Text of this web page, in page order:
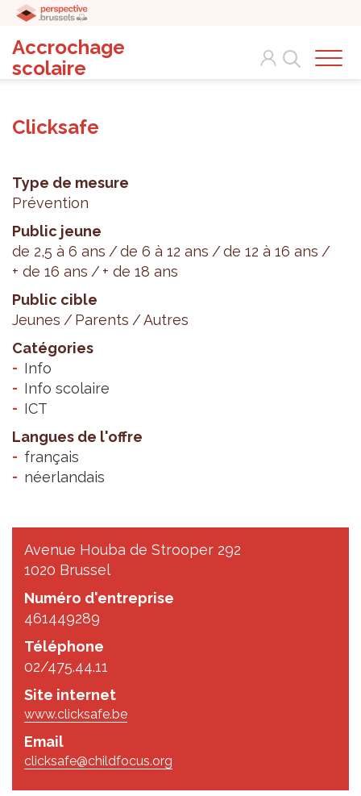
Accrochage
scolaire
Search
Clicksafe
Type de mesure
Prévention
Public jeune
de 2,5 à 6 ans
de 6 à 12 ans
de 12 à 16 ans
+ de 16 ans
+ de 18 ans
Public cible
Jeunes
Parents
Autres
Catégories
Info
Info scolaire
ICT
Langues de l'offre
français
néerlandais
Avenue Houba de Strooper 292
1020 Brussel
Numéro d'entreprise
461449289
Téléphone
02/475.44.11
Site internet
www.clicksafe.be
Email
clicksafe@childfocus.org